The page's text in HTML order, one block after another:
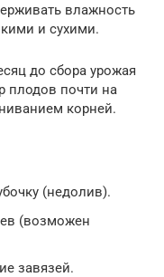
влажность
и сухими.
до сбора урожая
плодов почти на
корней.
(недолив).
(возможен
завязей.